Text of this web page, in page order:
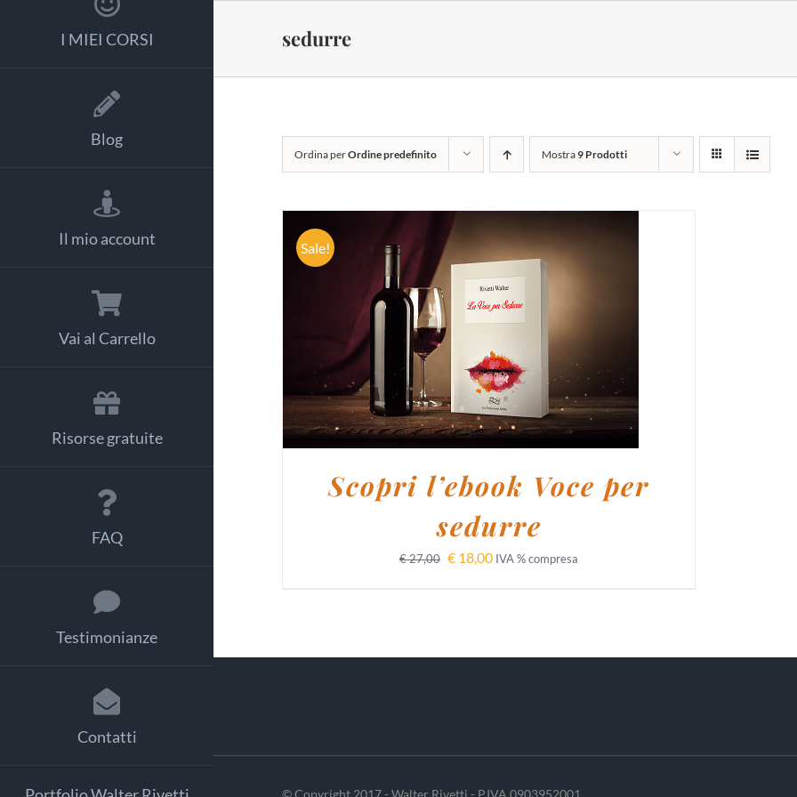
I MIEI CORSI
Blog
Il mio account
Vai al Carrello
Risorse gratuite
FAQ
Testimonianze
Contatti
sedurre
Ordina perOrdine predefinito Mostra9 Prodotti
Sale!
AGGIUNGI AL CARRELLO DETTAGLI
Scopri l’ebook Voce per
sedurre
€27,00 € 18,00 IVA % compresa